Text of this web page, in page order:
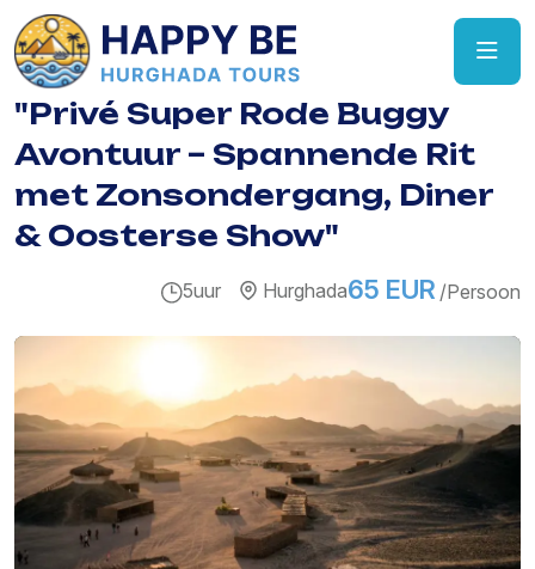
"Privé Super Rode Buggy
Avontuur – Spannende Rit
met Zonsondergang, Diner
& Oosterse Show"
5uur Hurghada65 EUR /Persoon